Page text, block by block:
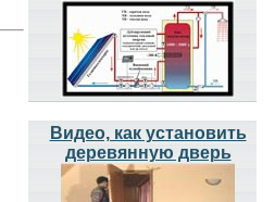
Видео, как установить
деревянную дверь